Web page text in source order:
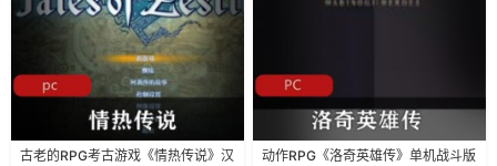
古老的RPG考古游戏《情热传说》汉
动作RPG《洛奇英雄传》单机战斗版